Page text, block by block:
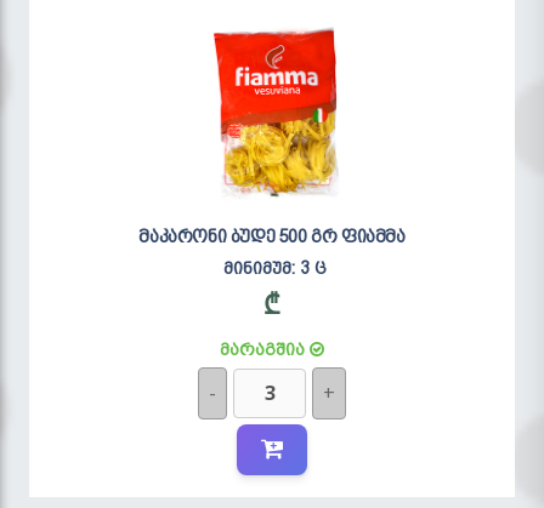
მაკარონი ბუდე 500 გრ ფიამმა
მინიმუმ: 3 ც
₾
მარაგშია
- +